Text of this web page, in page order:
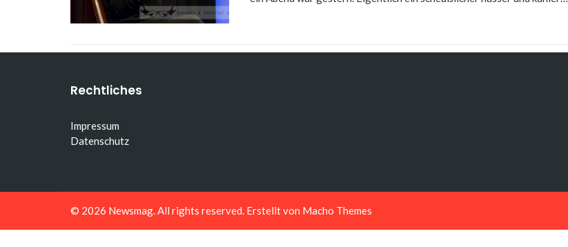
Rechtliches
Impressum
Datenschutz
© 2026 Newsmag. All rights reserved. Erstellt von Macho Themes